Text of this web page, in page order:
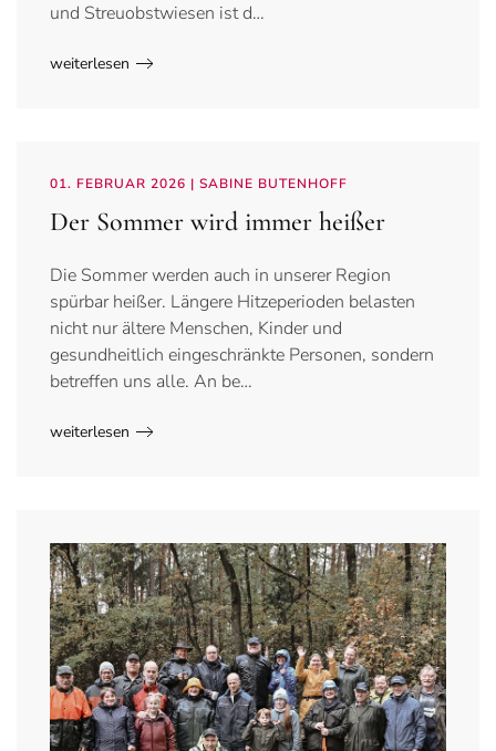
und Streuobstwiesen ist d…
weiterlesen
01. FEBRUAR 2026 | SABINE BUTENHOFF
Der Sommer wird immer heißer
Die Sommer werden auch in unserer Region
spürbar heißer. Längere Hitzeperioden belasten
nicht nur ältere Menschen, Kinder und
gesundheitlich eingeschränkte Personen, sondern
betreffen uns alle. An be…
weiterlesen